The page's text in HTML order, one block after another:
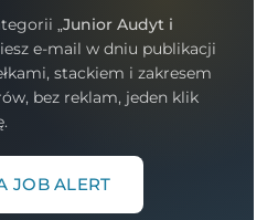
„Junior Audyt i
e-mail w dniu publikacji
stackiem i zakresem
bez reklam, jeden klik
JOB ALERT